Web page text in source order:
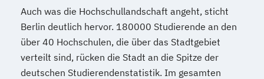
Auch was die Hochschullandschaft angeht, sticht
Berlin deutlich hervor. 180000 Studierende an den
über 40 Hochschulen, die über das Stadtgebiet
verteilt sind, rücken die Stadt an die Spitze der
deutschen Studierendenstatistik. Im gesamten